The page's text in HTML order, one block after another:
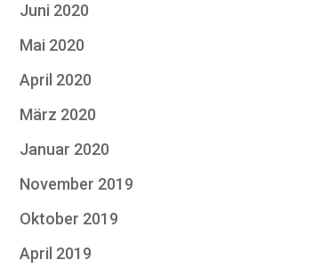
Juni 2020
Mai 2020
April 2020
März 2020
Januar 2020
November 2019
Oktober 2019
April 2019